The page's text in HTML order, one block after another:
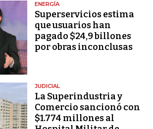
ENERGÍA
Superservicios estima
que usuarios han
pagado $24,9 billones
por obras inconclusas
JUDICIAL
La Superindustria y
Comercio sancionó con
$1.774 millones al